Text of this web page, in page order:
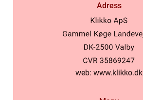
Adress
web: www.klikko.dk